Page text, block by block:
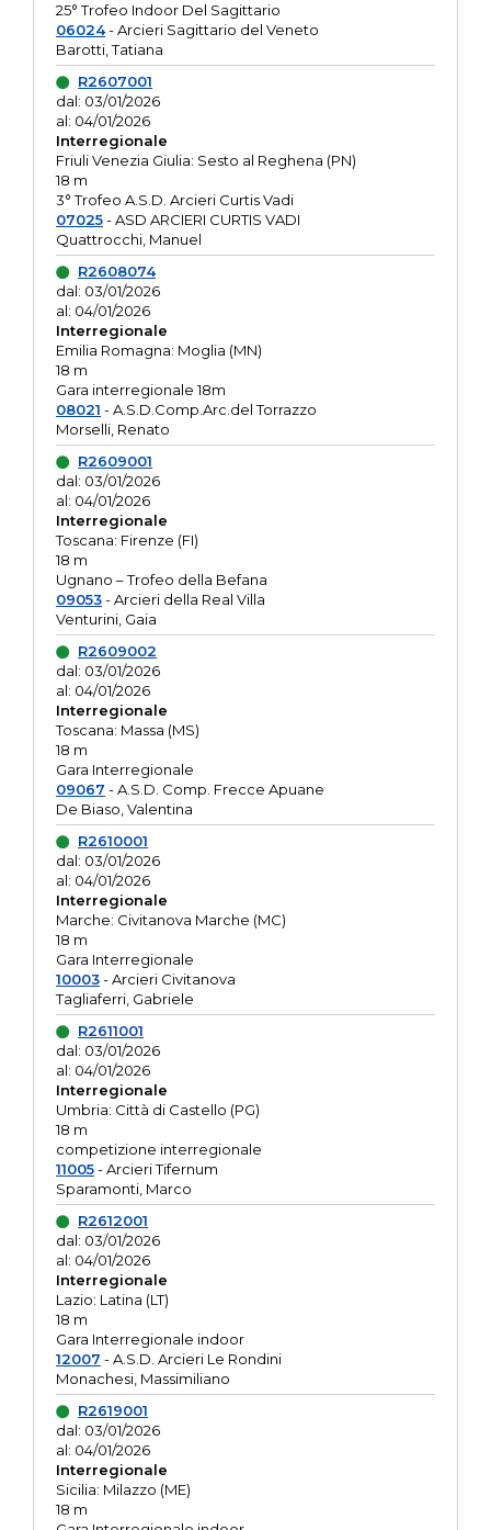
25° Trofeo Indoor Del Sagittario
06024- Arcieri Sagittario del Veneto
Barotti, Tatiana
R2607001
dal: 03/01/2026
al: 04/01/2026
Interregionale
Friuli Venezia Giulia: Sesto al Reghena (PN)
18 m
3° Trofeo A.S.D. Arcieri Curtis Vadi
07025- ASD ARCIERI CURTIS VADI
Quattrocchi, Manuel
R2608074
dal: 03/01/2026
al: 04/01/2026
Interregionale
Emilia Romagna: Moglia (MN)
18 m
Gara interregionale 18m
08021 - A.S.D.Comp.Arc.del Torrazzo
Morselli, Renato
R2609001
dal: 03/01/2026
al: 04/01/2026
Interregionale
Toscana: Firenze (FI)
18 m
Ugnano – Trofeo della Befana
09053- Arcieri della Real Villa
Venturini, Gaia
R2609002
dal: 03/01/2026
al: 04/01/2026
Interregionale
Toscana: Massa (MS)
18 m
Gara Interregionale
09067 - A.S.D. Comp. Frecce Apuane
De Biaso, Valentina
R2610001
dal: 03/01/2026
al: 04/01/2026
Interregionale
Marche: Civitanova Marche (MC)
18 m
Gara Interregionale
10003- Arcieri Civitanova
Tagliaferri, Gabriele
R2611001
dal: 03/01/2026
al: 04/01/2026
Interregionale
Umbria: Città di Castello (PG)
18 m
competizione interregionale
11005- Arcieri Tifernum
Sparamonti, Marco
R2612001
dal: 03/01/2026
al: 04/01/2026
Interregionale
Lazio: Latina (LT)
18 m
Gara Interregionale indoor
12007 - A.S.D. Arcieri Le Rondini
Monachesi, Massimiliano
R2619001
dal: 03/01/2026
al: 04/01/2026
Interregionale
Sicilia: Milazzo (ME)
18 m